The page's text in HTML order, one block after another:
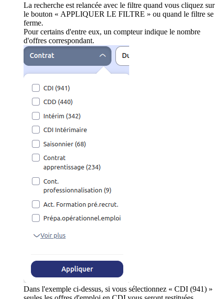
La recherche est relancée avec le filtre quand vous cliquez sur
le bouton « APPLIQUER LE FILTRE » ou quand le filtre se
ferme.
Pour certains d'entre eux, un compteur indique le nombre
d'offres correspondant.
Dans l'exemple ci-dessus, si vous sélectionnez « CDI (941) »